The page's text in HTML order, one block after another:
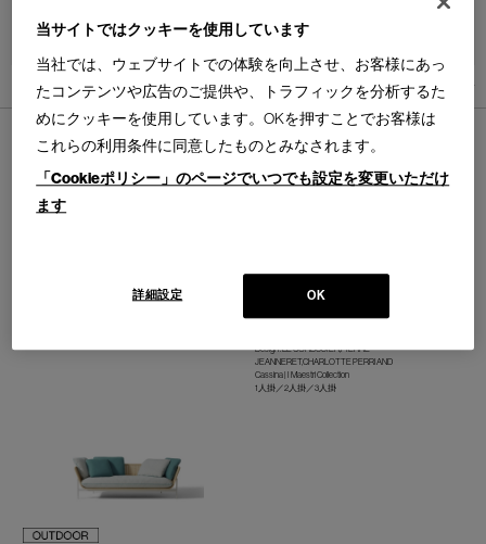
SUPPORT
SHOPS
CATALOGUES
PROFESSIONAL
3件あります
Design : LE CORBUSIER,PIERRE
JEANNERET,CHARLOTTE PERRIAND
Cassina | I Maestri Collection
1人掛／2人掛／3人掛
当サイトではクッキーを使用しています
当社では、ウェブサイトでの体験を向上させ、お客様にあっ
たコンテンツや広告のご提供や、トラフィックを分析するた
めにクッキーを使用しています。OKを押すことでお客様は
これらの利用条件に同意したものとみなされます。
「Cookieポリシー」のページでいつでも設定を変更いただけ
ます
OK
詳細設定